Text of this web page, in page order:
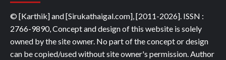
© [Karthik] and [Sirukathaigal.com], [2011-2026]. ISSN :
2766-9890, Concept and design of this website is solely
owned by the site owner. No part of the concept or design
can be copied/used without site owner's permission. Author